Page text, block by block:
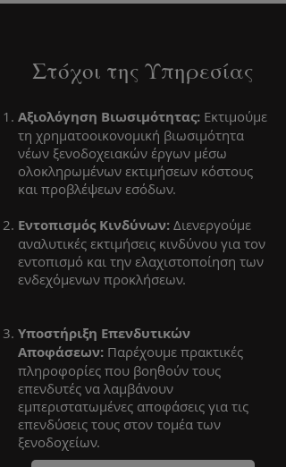
Στόχοι της Υπηρεσίας
Αξιολόγηση Βιωσιμότητας: Εκτιμούμε
τη χρηματοοικονομική βιωσιμότητα
νέων ξενοδοχειακών έργων μέσω
ολοκληρωμένων εκτιμήσεων κόστους
και προβλέψεων εσόδων.
Εντοπισμός Κινδύνων: Διενεργούμε
αναλυτικές εκτιμήσεις κινδύνου για τον
εντοπισμό και την ελαχιστοποίηση των
ενδεχόμενων προκλήσεων.
Υποστήριξη Επενδυτικών
Αποφάσεων: Παρέχουμε πρακτικές
πληροφορίες που βοηθούν τους
επενδυτές να λαμβάνουν
εμπεριστατωμένες αποφάσεις για τις
επενδύσεις τους στον τομέα των
ξενοδοχείων.